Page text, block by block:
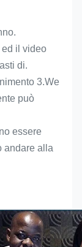
il video
di.
3.We
può
essere
andare alla